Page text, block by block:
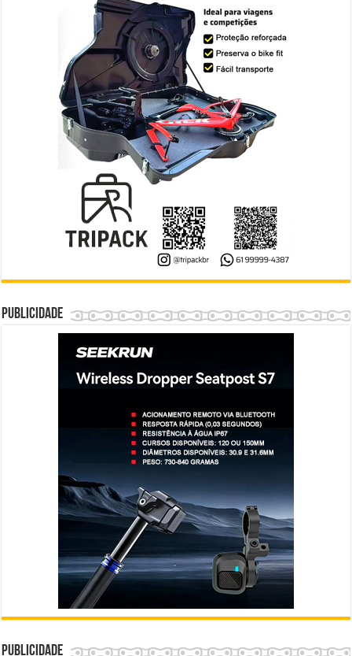
Publicidade
Publicidade